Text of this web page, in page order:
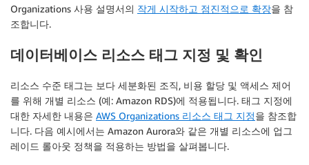
Organizations 사용 설명서의 작게 시작하고 점진적으로 확장을 참
조합니다.
데이터베이스 리소스 태그 지정 및 확인
리소스 수준 태그는 보다 세분화된 조직, 비용 할당 및 액세스 제어
를 위해 개별 리소스 (예: Amazon RDS)에 적용됩니다. 태그 지정에
대한 자세한 내용은 AWS Organizations 리소스 태그 지정을 참조합
니다. 다음 예시에서는 Amazon Aurora와 같은 개별 리소스에 업그
레이드 롤아웃 정책을 적용하는 방법을 살펴봅니다.